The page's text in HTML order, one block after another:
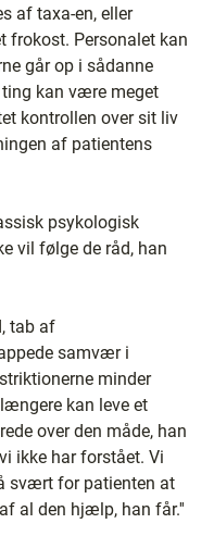
af taxa-en, eller
frokost. Personalet kan
går op i sådanne
kan være meget
kontrollen over sit liv
af patientens
psykologisk
vil følge de råd, han
tab af
samvær i
minder
kan leve et
over den måde, han
ikke har forstået. Vi
svært for patienten at
al den hjælp, han får.''